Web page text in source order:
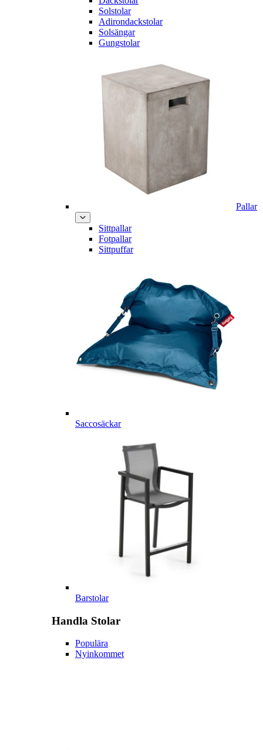
Solstolar
Adirondackstolar
Solsängar
Gungstolar
Pallar
Sittpallar
Fotpallar
Sittpuffar
Saccosäckar
Barstolar
Handla Stolar
Populära
Nyinkommet